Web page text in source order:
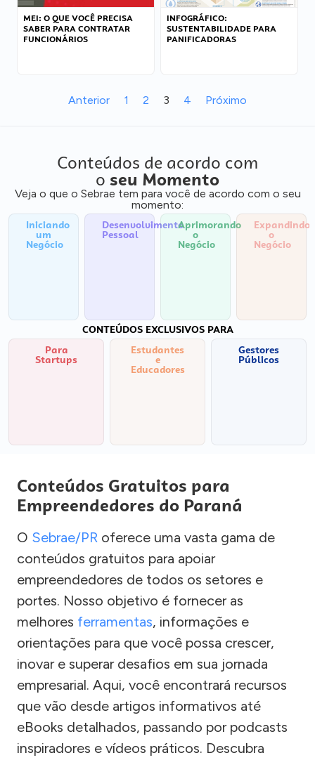
MEI: O QUE VOCÊ PRECISA
SABER PARA CONTRATAR
FUNCIONÁRIOS
INFOGRÁFICO:
SUSTENTABILIDADE PARA
PANIFICADORAS
Anterior 1 2 3 4 Próximo
Conteúdos de acordo com
o seu Momento
Veja o que o Sebrae tem para você de acordo com o seu
momento:
Iniciando
um
Negócio
Desenvolvimento
Pessoal
Aprimorando
o
Negócio
Expandindo
o
Negócio
CONTEÚDOS EXCLUSIVOS PARA
Para
Startups
Estudantes
e
Educadores
Gestores
Públicos
Conteúdos Gratuitos para
Empreendedores do Paraná
O Sebrae/PR oferece uma vasta gama de
conteúdos gratuitos para apoiar
empreendedores de todos os setores e
portes. Nosso objetivo é fornecer as
melhores ferramentas, informações e
orientações para que você possa crescer,
inovar e superar desafios em sua jornada
empresarial. Aqui, você encontrará recursos
que vão desde artigos informativos até
eBooks detalhados, passando por podcasts
inspiradores e vídeos práticos. Descubra